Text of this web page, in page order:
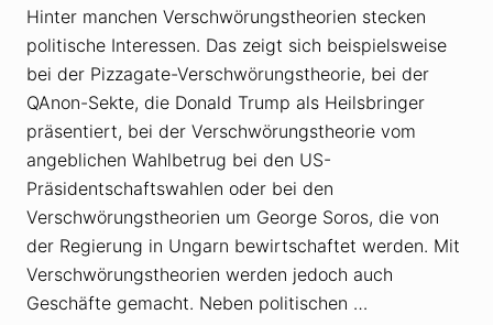
t
h
e
o
r
i
e
i
m
N
e
t
z
n
e
h
s
i
d
e
o
l
g
e
A
t
i
l
a
H
i
l
Hinter manchen Verschwörungstheorien stecken
politische Interessen. Das zeigt sich beispielsweise
bei der Pizzagate-Verschwörungstheorie, bei der
QAnon-Sekte, die Donald Trump als Heilsbringer
präsentiert, bei der Verschwörungstheorie vom
angeblichen Wahlbetrug bei den US-
Präsidentschaftswahlen oder bei den
Verschwörungstheorien um George Soros, die von
der Regierung in Ungarn bewirtschaftet werden. Mit
Verschwörungstheorien werden jedoch auch
Geschäfte gemacht. Neben politischen …